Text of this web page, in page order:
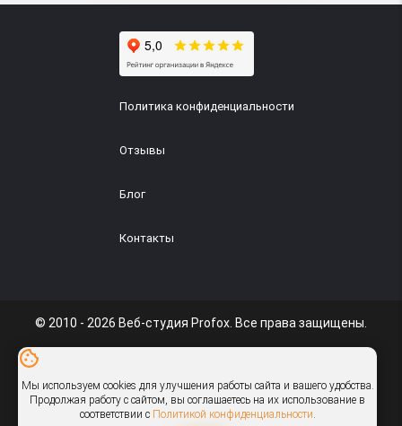
Интернет-портал
Информационный сайтПолитика конфиденциальности
Отзывы
Блог
Контакты
© 2010 - 2026 Веб-студия Profox. Все права защищены.
info@profox.by
Присоединяйтесь:
Мы используем cookies для улучшения работы сайта и вашего удобства.
Продолжая работу с сайтом, вы соглашаетесь на их использование в
соответствии с Политикой конфиденциальности.